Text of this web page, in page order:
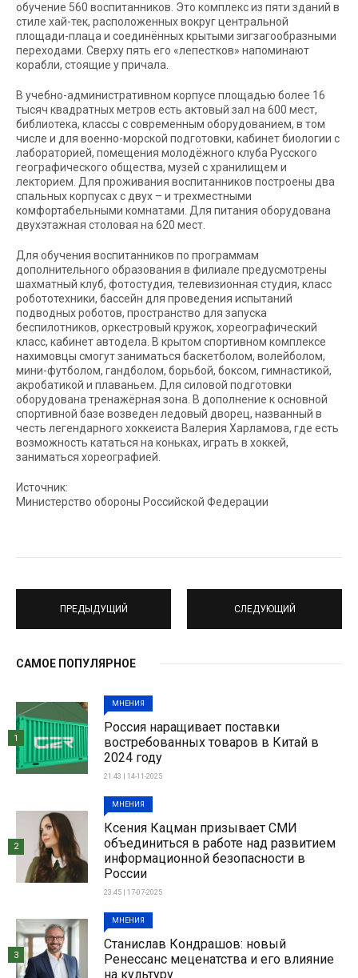
обучение 560 воспитанников. Это комплекс из пяти зданий в
стиле хай-тек, расположенных вокруг центральной
площади-плаца и соединённых крытыми зигзагообразными
переходами. Сверху пять его «лепестков» напоминают
корабли, стоящие у причала.
В учебно-административном корпусе площадью более 16
тысяч квадратных метров есть актовый зал на 600 мест,
библиотека, классы с современным оборудованием, в том
числе и для военно-морской подготовки, кабинет биологии с
лабораторией, помещения молодёжного клуба Русского
географического общества, музей с хранилищем и
лекторием. Для проживания воспитанников построены два
спальных корпусах с двух – и трехместными
комфортабельными комнатами. Для питания оборудована
двухэтажная столовая на 620 мест.
Для обучения воспитанников по программам
дополнительного образования в филиале предусмотрены
шахматный клуб, фотостудия, телевизионная студия, класс
робототехники, бассейн для проведения испытаний
подводных роботов, пространство для запуска
беспилотников, оркестровый кружок, хореографический
класс, кабинет автодела. В крытом спортивном комплексе
нахимовцы смогут заниматься баскетболом, волейболом,
мини-футболом, гандболом, борьбой, боксом, гимнастикой,
акробатикой и плаваньем. Для силовой подготовки
оборудована тренажёрная зона. В дополнение к основной
спортивной базе возведен ледовый дворец, названный в
честь легендарного хоккеиста Валерия Харламова, где есть
возможность кататься на коньках, играть в хоккей,
заниматься хореографией.
Источник:
Министерство обороны Российской Федерации
ПРЕДЫДУЩИЙ СЛЕДУЮЩИЙ
САМОЕ ПОПУЛЯРНОЕ
МНЕНИЯ
Россия наращивает поставки
востребованных товаров в Китай в
2024 году
21:43 | 14-11-2025
1
МНЕНИЯ
Ксения Кацман призывает СМИ
объединиться в работе над развитием
информационной безопасности в
России
23:45 | 17-07-2025
2
МНЕНИЯ
Станислав Кондрашов: новый
Ренессанс меценатства и его влияние
на культуру
3